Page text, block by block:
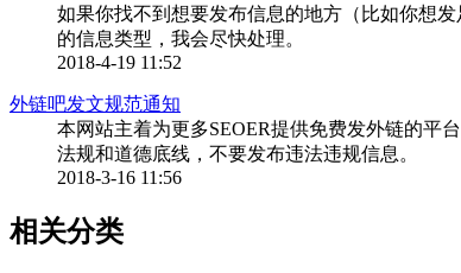
如果你找不到想要发布信息的地方（比如你想
的信息类型，我会尽快处理。
2018-4-19 11:52
外链吧发文规范通知
本网站主着为更多SEOER提供免费发外链的平
法规和道德底线，不要发布违法违规信息。
2018-3-16 11:56
相关分类